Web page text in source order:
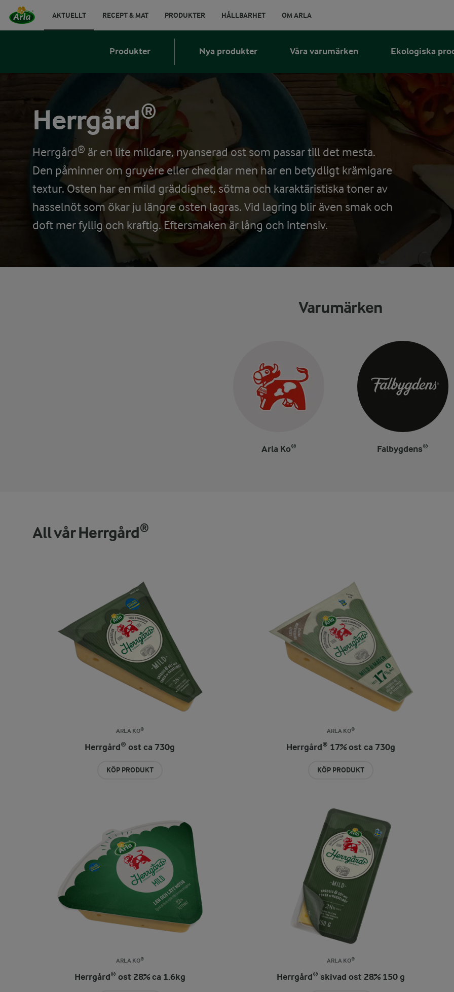
AKTUELLT RECEPT & MAT PRODUKTER HÅLLBARHET OM ARLA
Produkter Nya produkter Våra varumärken Ekologiska
Herrgård®
Herrgård® är en lite mildare, nyanserad ost som passar till det mesta.
Den påminner om gruyère eller cheddar men har en betydligt krämigare
textur. Osten har en mild gräddighet, sötma och karaktäristiska toner av
hasselnöt som ökar ju längre osten lagras. Vid lagring blir även smak och
doft mer fyllig och kraftig. Eftersmaken är lång och intensiv.
Varumärken
Arla Ko® Falbygdens®
All vår Herrgård®
ARLA KO®
Herrgård® ost ca 730g
KÖP PRODUKT
ARLA KO®
Herrgård® 17% ost ca 730g
KÖP PRODUKT
ARLA KO®
Herrgård® ost 28% ca 1.6kg
ARLA KO®
Herrgård® skivad ost 28% 150 g